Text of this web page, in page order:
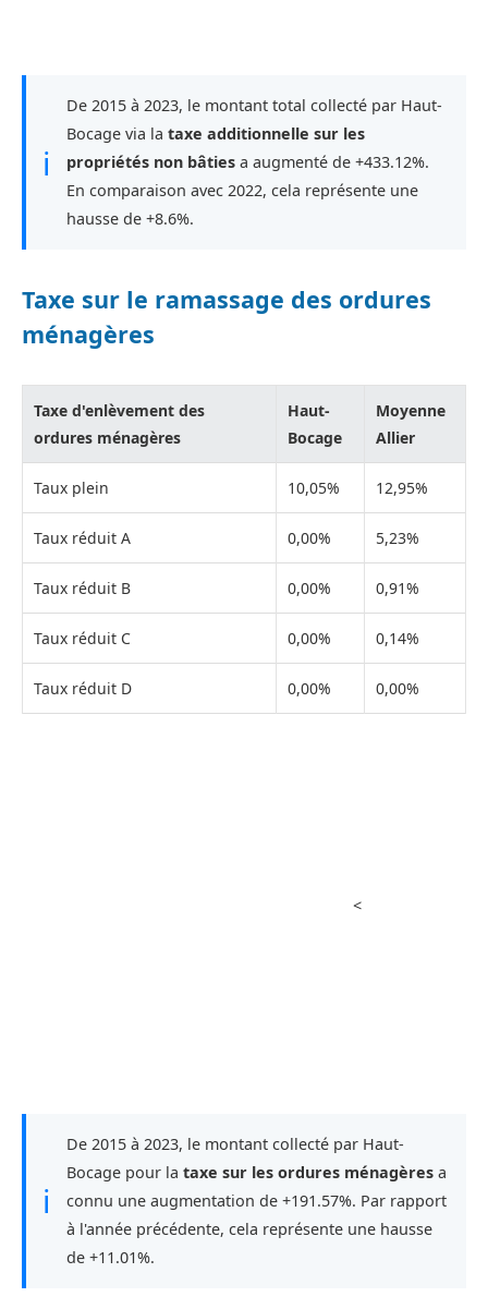
ℹ
De 2015 à 2023, le montant total collecté par Haut-
Bocage via la taxe additionnelle sur les
propriétés non bâties a augmenté de +433.12%.
En comparaison avec 2022, cela représente une
hausse de +8.6%.
Taxe sur le ramassage des ordures
ménagères
Taxe d'enlèvement des
ordures ménagères
Haut-
Bocage
Moyenne
Allier
Taux plein 10,05% 12,95%
Taux réduit A 0,00% 5,23%
Taux réduit B 0,00% 0,91%
Taux réduit C 0,00% 0,14%
Taux réduit D 0,00% 0,00%
<
ℹ
De 2015 à 2023, le montant collecté par Haut-
Bocage pour la taxe sur les ordures ménagères a
connu une augmentation de +191.57%. Par rapport
à l'année précédente, cela représente une hausse
de +11.01%.